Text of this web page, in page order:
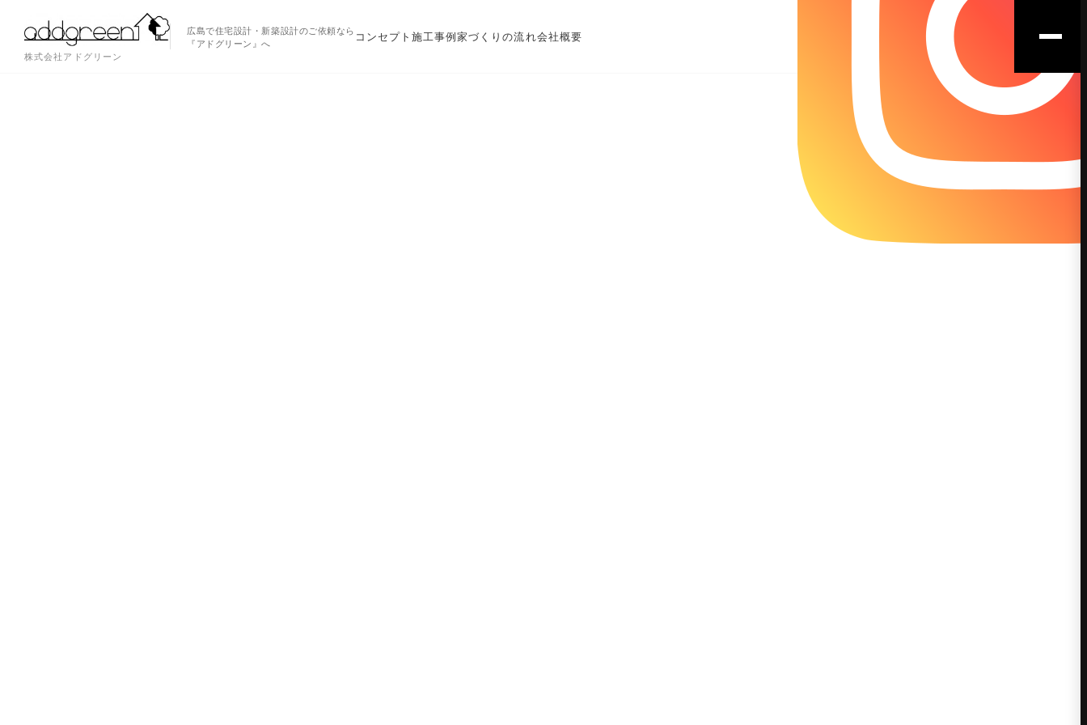
株式会社アドグリーン
広島で住宅設計・新築設計のご依頼なら
『アドグリーン』へ
コンセプト施工事例家づくりの流れ会社概要